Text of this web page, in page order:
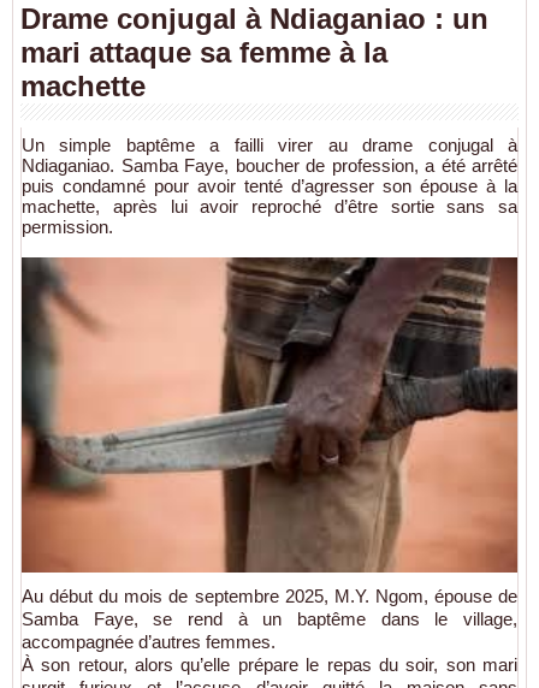
Drame conjugal à Ndiaganiao : un
mari attaque sa femme à la
machette
Un simple baptême a failli virer au drame conjugal à
Ndiaganiao. Samba Faye, boucher de profession, a été arrêté
puis condamné pour avoir tenté d’agresser son épouse à la
machette, après lui avoir reproché d’être sortie sans sa
permission.
Au début du mois de septembre 2025, M.Y. Ngom, épouse de
Samba Faye, se rend à un baptême dans le village,
accompagnée d’autres femmes.
À son retour, alors qu’elle prépare le repas du soir, son mari